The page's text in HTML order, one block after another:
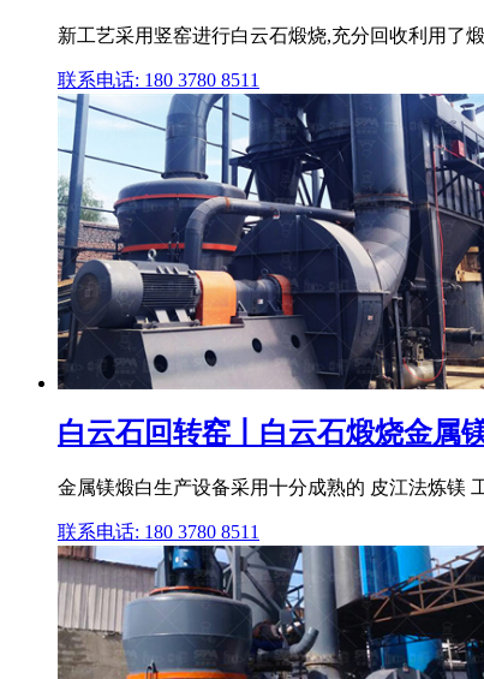
新工艺采用竖窑进行白云石煅烧,充分回收利用了
联系电话: 180 3780 8511
白云石回转窑丨白云石煅烧金属
金属镁煅白生产设备采用十分成熟的 皮江法炼镁
联系电话: 180 3780 8511